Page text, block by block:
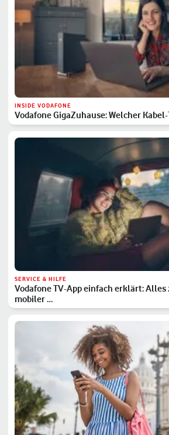
INSIDE VODAFONE
Vodafone GigaZuhause: Welcher
SERVICE & HILFE
Vodafone TV-App einfach erklärt:
mobiler …